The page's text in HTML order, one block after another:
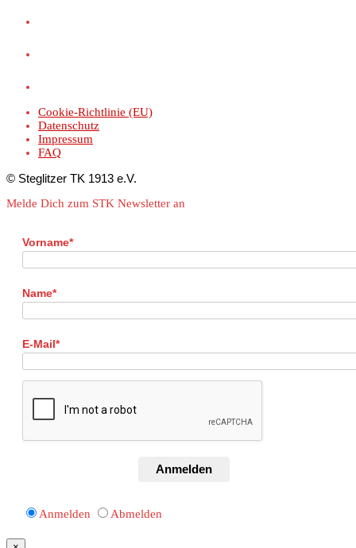
Cookie-Richtlinie (EU)
Datenschutz
Impressum
FAQ
© Steglitzer TK 1913 e.V.
Melde Dich zum STK Newsletter an
Vorname*
Name*
E-Mail*
Anmelden
Anmelden Abmelden